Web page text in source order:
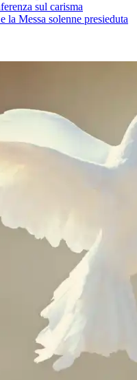
sul carisma
la Messa solenne presieduta